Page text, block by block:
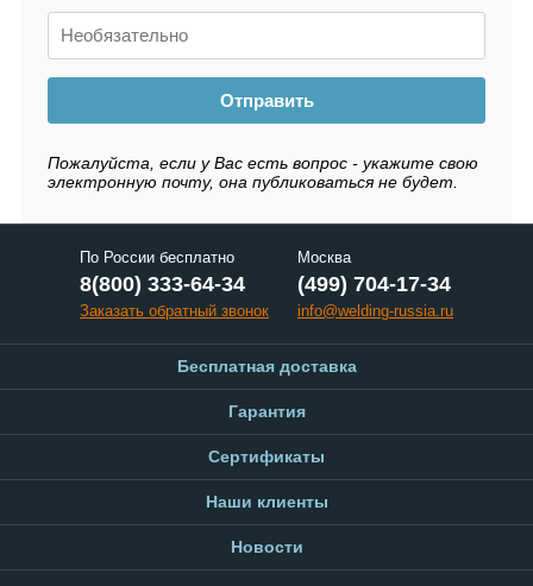
Отправить
Пожалуйста, если у Вас есть вопрос - укажите свою
электронную почту, она публиковаться не будет.
По России бесплатно
8(800) 333-64-34
Заказать обратный звонок
Москва
(499) 704-17-34
info@welding-russia.ru
Бесплатная доставка
Гарантия
Сертификаты
Наши клиенты
Новости